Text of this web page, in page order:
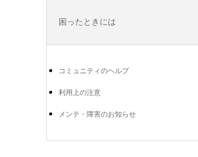
困ったときには
コミュニティのヘルプ
利用上の注意
メンテ・障害のお知らせ